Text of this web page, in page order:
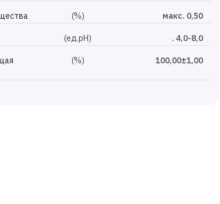
(%) макс. 0,50
(ед.рН) . 4,0-8,0
(%) 100,00±1,00